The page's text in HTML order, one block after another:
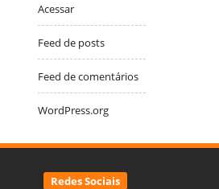
Acessar
Feed de posts
Feed de comentários
WordPress.org
Redes Sociais